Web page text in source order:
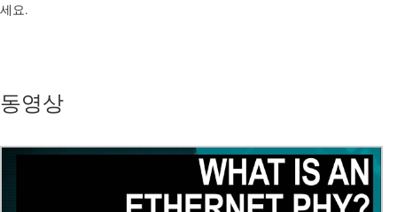
세요. ​​​​​​​​​​​​​​
동영상